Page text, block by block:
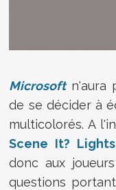
Microsoftn'aura
de se décider à
multicolorés. A
Scene It?
donc aux
questions